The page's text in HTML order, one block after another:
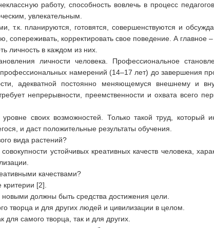
работу, способность вовлечь в процесс
увлекательным.
планируются, готовятся, совершенствуются и
корректировать свое поведение. А главное –
личность в каждом из них.
личности человека. Профессиональное
намерений (14–17 лет) до завершения
адекватной постоянно меняющемуся внешнему и
непрерывности, преемственности и охвата всего
своих возможностей. Только такой труд, который
и даст положительные результаты обучения.
вида растений?
устойчивых креативных качеств человека,
качествами?
[2].
должны быть средства достижения цели.
творца и для других людей и цивилизации в целом.
самого творца, так и для других.